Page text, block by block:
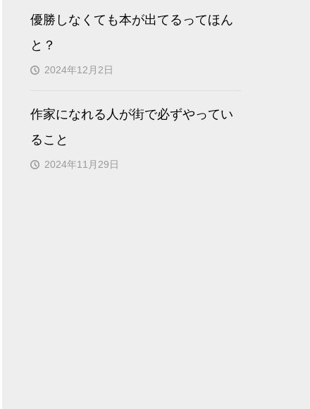
優勝しなくても本が出てるってほん
と？
2024年12月2日
作家になれる人が街で必ずやってい
ること
2024年11月29日